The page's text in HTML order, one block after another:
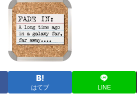
はてブ LINE